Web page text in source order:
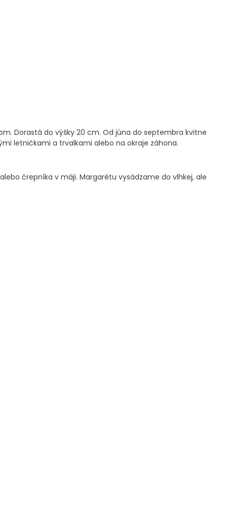
Dorastá do výšky 20 cm. Od júna do septembra kvitne
letničkami a trvalkami alebo na okraje záhona.
črepníka v máji. Margarétu vysádzame do vlhkej, ale